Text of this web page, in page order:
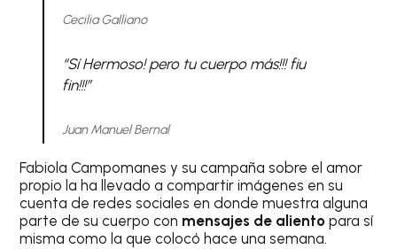
Cecilia Galliano
“Sí Hermoso! pero tu cuerpo más!!! fiu
fin!!!”
Juan Manuel Bernal
Fabiola Campomanes y su campaña sobre el amor
propio la ha llevado a compartir imágenes en su
cuenta de redes sociales en donde muestra alguna
parte de su cuerpo con mensajes de alientopara sí
misma como la que colocó hace una semana.